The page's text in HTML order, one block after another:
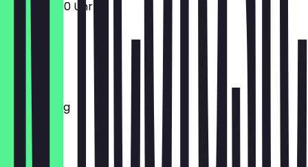
12:00 - 23:00 Uhr
Montag
Dienstag
Mittwoch
Donnerstag
Freitag
Samstag
Sonntag